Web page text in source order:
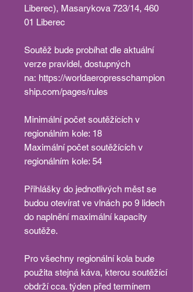
Liberec), Masarykova 723/14, 460
01 Liberec
Soutěž bude probíhat dle aktuální
verze pravidel, dostupných
na: https://worldaeropresschampion
ship.com/pages/rules
Minimální počet soutěžících v
regionálním kole: 18
Maximální počet soutěžících v
regionálním kole: 54
Přihlášky do jednotlivých měst se
budou otevírat ve vlnách po 9 lidech
do naplnění maximální kapacity
soutěže.
Pro všechny regionální kola bude
použita stejná káva, kterou soutěžící
obdrží cca. týden před termínem